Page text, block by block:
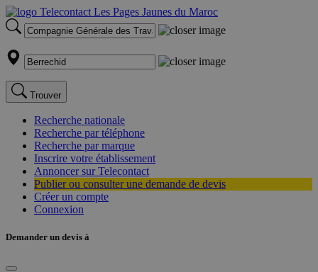
Trouver
Recherche nationale
Recherche par téléphone
Recherche par marque
Inscrire votre établissement
Annoncer sur Telecontact
Publier ou consulter une demande de devis
Créer un compte
Connexion
Demander un devis à